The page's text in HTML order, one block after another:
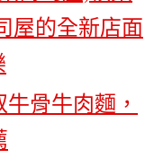
牛骨牛肉麵，